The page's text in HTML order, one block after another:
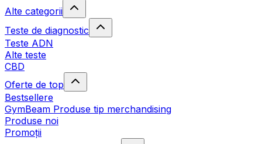
Alte categorii
Teste de diagnostic
Teste ADN
Alte teste
CBD
Oferte de top
Bestsellere
GymBeam Produse tip merchandising
Produse noi
Promoții